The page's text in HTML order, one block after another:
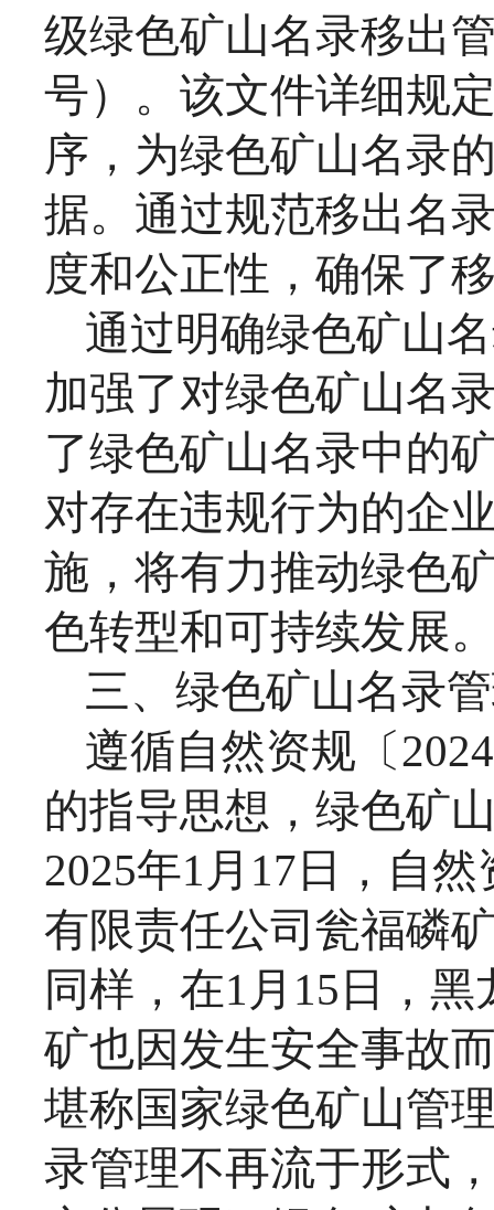
级绿色矿山名录移出
号）。该文件详细规
序，为绿色矿山名录
据。通过规范移出名
度和公正性，确保了
通过明确绿色矿山
加强了对绿色矿山名
了绿色矿山名录中的
对存在违规行为的企
施，将有力推动绿色
色转型和可持续发展
三、绿色矿山名录
遵循自然资规〔
的指导思想，绿色矿
2025年1月17日，自
有限责任公司瓮福磷
同样，在1月15日，
矿也因发生安全事故
堪称国家绿色矿山管
录管理不再流于形式